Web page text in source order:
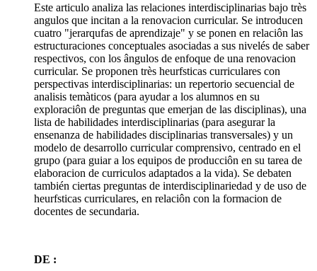
Este articulo analiza las relaciones interdisciplinarias bajo très
angulos que incitan a la renovacion curricular. Se introducen
cuatro "jerarqufas de aprendizaje" y se ponen en relaciôn las
estructuraciones conceptuales asociadas a sus nivelés de saber
respectivos, con los ângulos de enfoque de una renovacion
curricular. Se proponen très heurfsticas curriculares con
perspectivas interdisciplinarias: un repertorio secuencial de
analisis temàticos (para ayudar a los alumnos en su
exploraciôn de preguntas que emerjan de las disciplinas), una
lista de habilidades interdisciplinarias (para asegurar la
ensenanza de habilidades disciplinarias transversales) y un
modelo de desarrollo curricular comprensivo, centrado en el
grupo (para guiar a los equipos de producciôn en su tarea de
elaboracion de curriculos adaptados a la vida). Se debaten
también ciertas preguntas de interdisciplinariedad y de uso de
heurfsticas curriculares, en relaciôn con la formacion de
docentes de secundaria.
DE :